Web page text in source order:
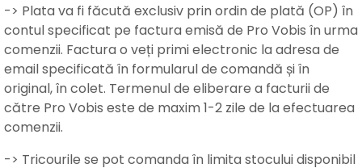
-> Plata va fi făcută exclusiv prin ordin de plată (OP) în
contul specificat pe factura emisă de Pro Vobis în urma
comenzii. Factura o veți primi electronic la adresa de
email specificată în formularul de comandă și în
original, în colet. Termenul de eliberare a facturii de
către Pro Vobis este de maxim 1-2 zile de la efectuarea
comenzii.
-> Tricourile se pot comanda în limita stocului disponibil